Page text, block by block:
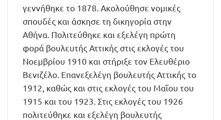
γεννήθηκε το 1878. Ακολούθησε νομικές
σπουδές και άσκησε τη δικηγορία στην
Αθήνα. Πολιτεύθηκε και εξελέγη πρώτη
φορά βουλευτής Αττικής στις εκλογές του
Νοεμβρίου 1910 και στήριξε τον Ελευθέριο
Βενιζέλο. Επανεξελέγη βουλευτής Αττικής το
1912, καθώς και στις εκλογές του Μαΐου του
1915 και του 1923. Στις εκλογές του 1926
πολιτεύθηκε και εξελέγη βουλευτής